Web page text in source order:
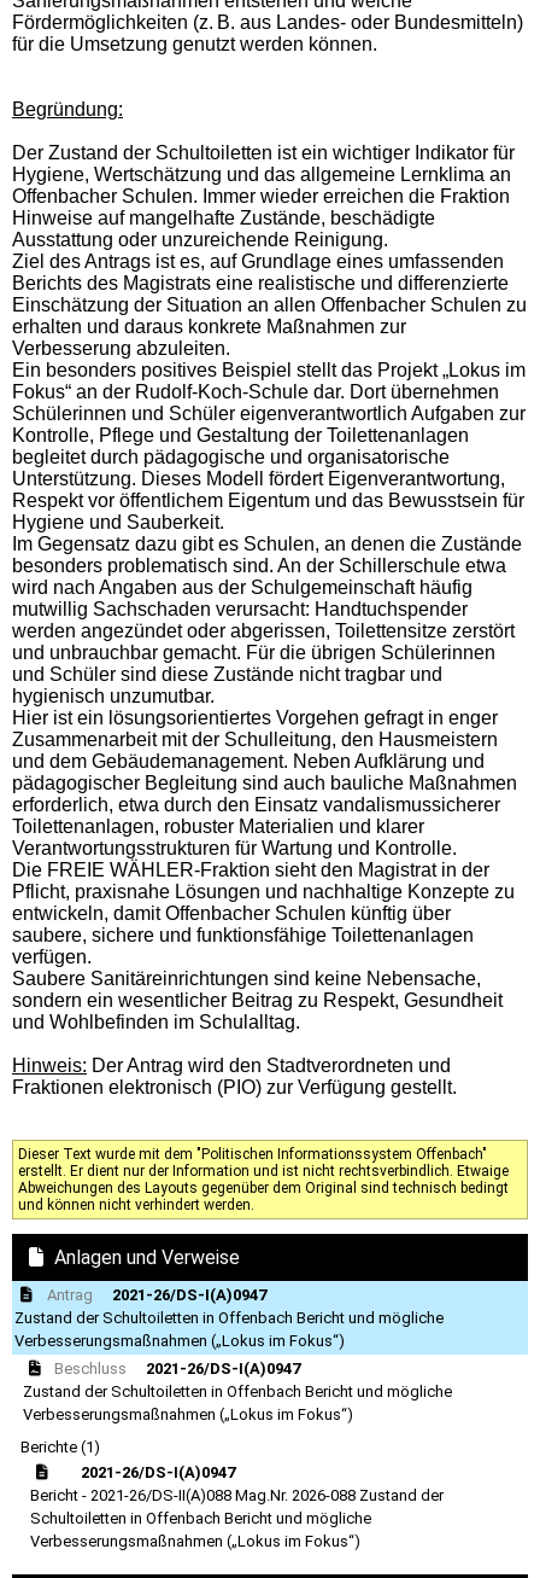
Fördermöglichkeiten (z. B. aus Landes- oder Bundesmitteln)
für die Umsetzung genutzt werden können.
Begründung:
Der Zustand der Schultoiletten ist ein wichtiger Indikator für
Hygiene, Wertschätzung und das allgemeine Lernklima an
Offenbacher Schulen. Immer wieder erreichen die Fraktion
Hinweise auf mangelhafte Zustände, beschädigte
Ausstattung oder unzureichende Reinigung.
Ziel des Antrags ist es, auf Grundlage eines umfassenden
Berichts des Magistrats eine realistische und differenzierte
Einschätzung der Situation an allen Offenbacher Schulen zu
erhalten und daraus konkrete Maßnahmen zur
Verbesserung abzuleiten.
Ein besonders positives Beispiel stellt das Projekt „Lokus im
Fokus“ an der Rudolf-Koch-Schule dar. Dort übernehmen
Schülerinnen und Schüler eigenverantwortlich Aufgaben zur
Kontrolle, Pflege und Gestaltung der Toilettenanlagen
begleitet durch pädagogische und organisatorische
Unterstützung. Dieses Modell fördert Eigenverantwortung,
Respekt vor öffentlichem Eigentum und das Bewusstsein für
Hygiene und Sauberkeit.
Im Gegensatz dazu gibt es Schulen, an denen die Zustände
besonders problematisch sind. An der Schillerschule etwa
wird nach Angaben aus der Schulgemeinschaft häufig
mutwillig Sachschaden verursacht: Handtuchspender
werden angezündet oder abgerissen, Toilettensitze zerstört
und unbrauchbar gemacht. Für die übrigen Schülerinnen
und Schüler sind diese Zustände nicht tragbar und
hygienisch unzumutbar.
Hier ist ein lösungsorientiertes Vorgehen gefragt in enger
Zusammenarbeit mit der Schulleitung, den Hausmeistern
und dem Gebäudemanagement. Neben Aufklärung und
pädagogischer Begleitung sind auch bauliche Maßnahmen
erforderlich, etwa durch den Einsatz vandalismussicherer
Toilettenanlagen, robuster Materialien und klarer
Verantwortungsstrukturen für Wartung und Kontrolle.
Die FREIE WÄHLER-Fraktion sieht den Magistrat in der
Pflicht, praxisnahe Lösungen und nachhaltige Konzepte zu
entwickeln, damit Offenbacher Schulen künftig über
saubere, sichere und funktionsfähige Toilettenanlagen
verfügen.
Saubere Sanitäreinrichtungen sind keine Nebensache,
sondern ein wesentlicher Beitrag zu Respekt, Gesundheit
und Wohlbefinden im Schulalltag.
Hinweis: Der Antrag wird den Stadtverordneten und
Fraktionen elektronisch (PIO) zur Verfügung gestellt.
Dieser Text wurde mit dem "Politischen Informationssystem Offenbach"
erstellt. Er dient nur der Information und ist nicht rechtsverbindlich. Etwaige
Abweichungen des Layouts gegenüber dem Original sind technisch bedingt
und können nicht verhindert werden.
Anlagen und Verweise
Antrag
2021-26/DS-I(A)0947
Zustand der Schultoiletten in Offenbach Bericht und mögliche
Verbesserungsmaßnahmen („Lokus im Fokus“)
Beschluss
2021-26/DS-I(A)0947
Zustand der Schultoiletten in Offenbach Bericht und mögliche
Verbesserungsmaßnahmen („Lokus im Fokus“)
Berichte (1)
2021-26/DS-I(A)0947
Bericht - 2021-26/DS-II(A)088 Mag.Nr. 2026-088 Zustand der
Schultoiletten in Offenbach Bericht und mögliche
Verbesserungsmaßnahmen („Lokus im Fokus“)